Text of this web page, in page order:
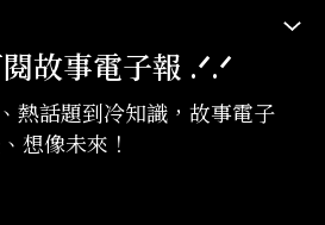
故事電子報 .ᐟ‪‪.ᐟ
熱話題到冷知識，故事電子
想像未來！
權聲明與轉載規範
：contact@storystudio.tw